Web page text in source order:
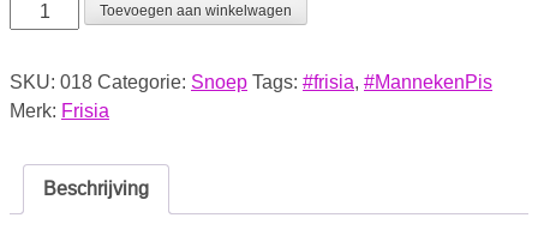
Toevoegen aan winkelwagen
SKU: 018 Categorie: Snoep Tags: #frisia, #MannekenPis
Merk: Frisia
Beschrijving